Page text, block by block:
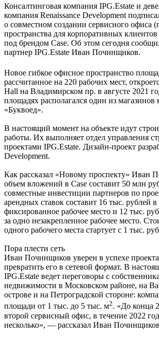
Консалтинговая компания IPG.Estate и
компания Renaissance Development
о совместном создании сервисного офиса
пространства для корпоративных
под брендом Case. Об этом сегодня
партнер IPG.Estate Иван Починщиков.
Новое гибкое офисное пространство
рассчитанное на 220 рабочих мест,
Hall на Владимирском пр. в августе 2021
площадях располагался один из
«Буквоед».
В настоящий момент на объекте идут
работы. Их выполняет отдел управления
проектами IPG.Estate. Дизайн-проект
Development.
Как рассказал «Новому проспекту» Иван
объем вложений в Case составит 50 млн
совместные инвестиции партнеров по
арендных ставок составит 16 тыс. рублей
фиксированное рабочее место и 12 тыс.
за одно незакрепленное рабочее место.
одного рабочего места стартует с 1 тыс.
Пора плести сеть
Иван Починщиков уверен в успехе
превратить его в сетевой формат. В
IPG.Estate ведет переговоры с
недвижимости в Московском районе, на
острове и на Петроградской стороне:
площади от 1 тыс. до 5 тыс. м2. «До конца
второй сервисный офис, в течение 2022
несколько», — рассказал Иван